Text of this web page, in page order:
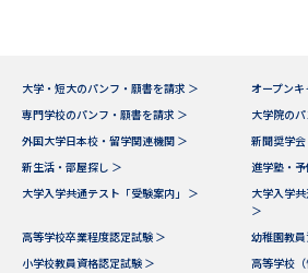
大学・短大のパンフ・願書を請求 ＞
オープン
専門学校のパンフ・願書を請求 ＞
大学院の
外国大学日本校・留学関連機関 ＞
新聞奨学
新生活・部屋探し ＞
進学塾・
大学入学共通テスト「受験案内」 ＞
大学入学
＞
高等学校卒業程度認定試験 ＞
幼稚園教
小学校教員資格認定試験 ＞
高等学校